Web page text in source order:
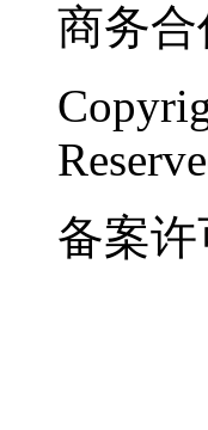
商务合
备案